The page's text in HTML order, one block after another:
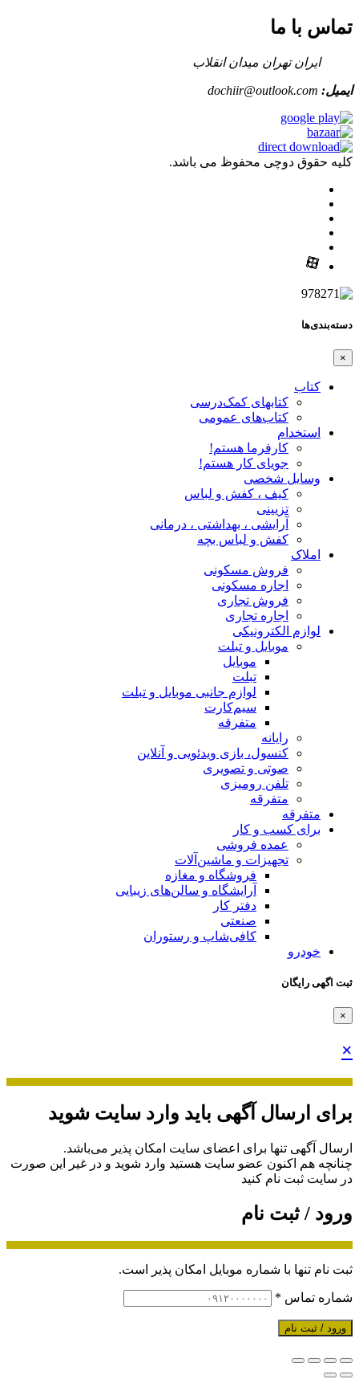
تماس با ما
ایران تهران میدان انقلاب
ایمیل: dochiir@outlook.com
کلیه حقوق دوچی محفوظ می باشد.
دسته‌بندی‌ها
×
کتاب
کتابهای کمک‌درسی
کتاب‌های عمومی
استخدام
کارفرما هستم!
جویای کار هستم!
وسایل شخصی
کیف ، کفش و لباس
تزیینی
آرایشی ، بهداشتی ، درمانی
کفش و لباس بچه
املاک
فروش مسکونی
اجاره مسکونی
فروش تجاری
اجاره تجاری
لوازم الکترونیکی
موبایل و تبلت
موبایل
تبلت
لوازم جانبی موبایل و تبلت
سیم‌کارت
متفرقه
رایانه
کنسول، بازی‌ ویدئویی و آنلاین
صوتی و تصویری
تلفن رومیزی
متفرقه
متفرقه
برای کسب و کار
عمده فروشی
تجهیزات و ماشین‌آلات
فروشگاه و مغازه
آرایشگاه و سالن‌های زیبایی
دفتر کار
صنعتی
کافی‌شاپ و رستوران
خودرو
ثبت اگهی رایگان
×
×
برای ارسال آگهی باید وارد سایت شوید
ارسال آگهی تنها برای اعضای سایت امکان پذیر می‌باشد.
چنانچه هم‌ اکنون عضو سایت هستید وارد شوید و در غیر این صورت
در سایت ثبت نام کنید
ورود / ثبت نام
ثبت نام تنها با شماره موبایل امکان پذیر است.
شماره تماس *
ورود / ثبت نام